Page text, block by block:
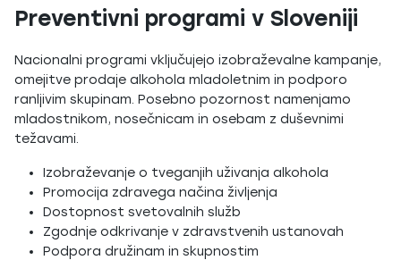
Preventivni programi v Sloveniji
Nacionalni programi vključujejo izobraževalne kampanje,
omejitve prodaje alkohola mladoletnim in podporo
ranljivim skupinam. Posebno pozornost namenjamo
mladostnikom, nosečnicam in osebam z duševnimi
težavami.
Izobraževanje o tveganjih uživanja alkohola
Promocija zdravega načina življenja
Dostopnost svetovalnih služb
Zgodnje odkrivanje v zdravstvenih ustanovah
Podpora družinam in skupnostim